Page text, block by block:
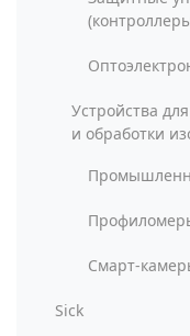
Устройства
и обработки
Смарт-
Sick